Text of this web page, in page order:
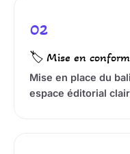
02
🏷️ Mise en
Mise en place du
espace éditorial